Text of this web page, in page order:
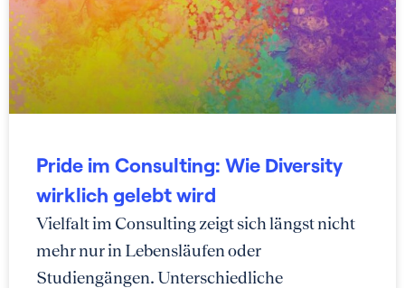
Pride im Consulting: Wie Diversity
wirklich gelebt wird
Vielfalt im Consulting zeigt sich längst nicht
mehr nur in Lebensläufen oder
Studiengängen. Unterschiedliche